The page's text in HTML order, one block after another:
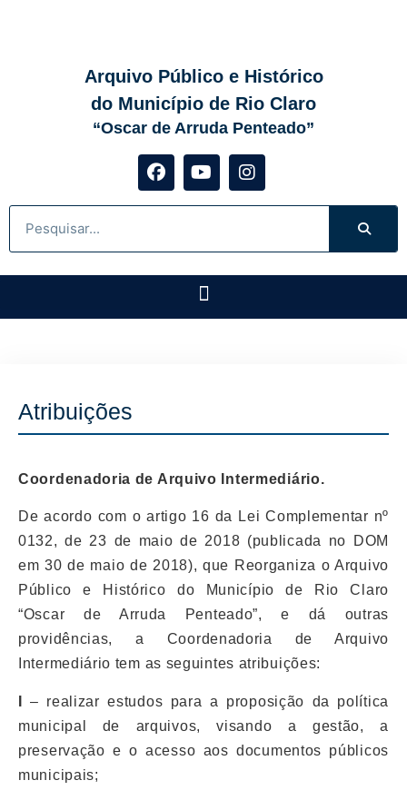
Arquivo Público e Histórico
do Município de Rio Claro
“Oscar de Arruda Penteado”
Atribuições
Coordenadoria de Arquivo Intermediário.
De acordo com o artigo 16 da Lei Complementar nº
0132, de 23 de maio de 2018 (publicada no DOM
em 30 de maio de 2018), que Reorganiza o Arquivo
Público e Histórico do Município de Rio Claro
“Oscar de Arruda Penteado”, e dá outras
providências, a Coordenadoria de Arquivo
Intermediário tem as seguintes atribuições:
– realizar estudos para a proposição da política
municipal de arquivos, visando a gestão, a
preservação e o acesso aos documentos públicos
municipais;